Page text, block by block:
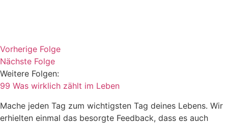
Vorherige Folge
Nächste Folge
Weitere Folgen:
99 Was wirklich zählt im Leben
Mache jeden Tag zum wichtigsten Tag deines Lebens. Wir
erhielten einmal das besorgte Feedback, dass es auch